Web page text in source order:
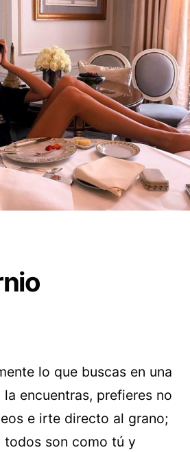
lo que buscas en una
encuentras, prefieres no
e irte directo al grano;
todos son como tú y